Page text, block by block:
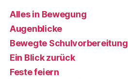
Alles in Bewegung
Augenblicke
Bewegte Schulvorbereitung
Ein Blick zurück
Feste feiern